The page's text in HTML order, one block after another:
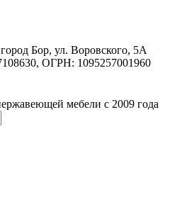
Бор, ул. Воровского, 5А
ОГРН: 1095257001960
мебели с 2009 года